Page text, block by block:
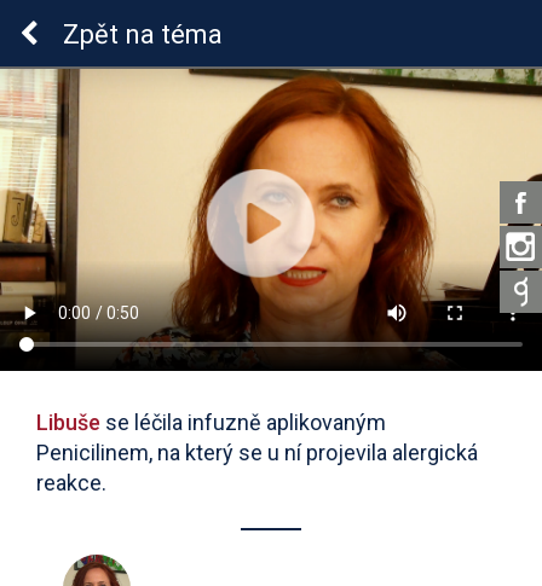
Lymeská borrelióza
Zpět na téma
Libuše se léčila infuzně aplikovaným
Penicilinem, na který se u ní projevila alergická
reakce.